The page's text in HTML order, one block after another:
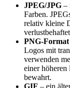
JPEG/JPG –
Farben.
relativ kleine
PNG-Format
Logos mit
verwenden
einer höheren
bewahrt.
GIF – ein